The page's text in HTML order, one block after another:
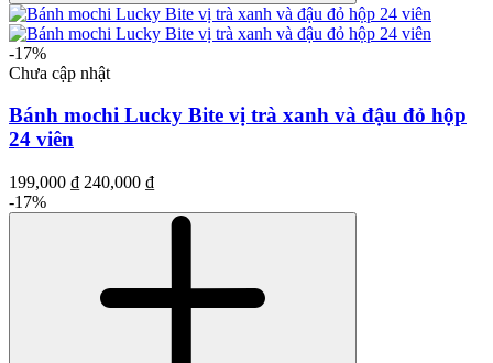
-17%
Chưa cập nhật
Bánh mochi Lucky Bite vị trà xanh và đậu đỏ hộp
24 viên
199,000 ₫ 240,000 ₫
-17%